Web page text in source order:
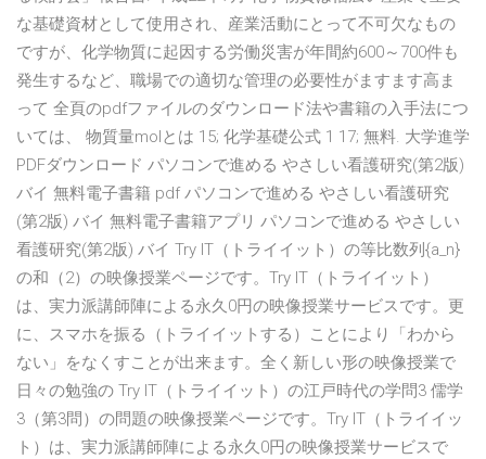
な基礎資材として使用され、産業活動にとって不可欠なもの
ですが、化学物質に起因する労働災害が年間約600～700件も
発生するなど、職場での適切な管理の必要性がますます高ま
って 全頁のpdfファイルのダウンロード法や書籍の入手法につ
いては、 物質量molとは 15; 化学基礎公式 1 17; 無料. 大学進学
PDFダウンロード パソコンで進める やさしい看護研究(第2版)
バイ 無料電子書籍 pdf パソコンで進める やさしい看護研究
(第2版) バイ 無料電子書籍アプリ パソコンで進める やさしい
看護研究(第2版) バイ Try IT（トライイット）の等比数列{a_n}
の和（2）の映像授業ページです。Try IT（トライイット）
は、実力派講師陣による永久0円の映像授業サービスです。更
に、スマホを振る（トライイットする）ことにより「わから
ない」をなくすことが出来ます。全く新しい形の映像授業で
日々の勉強の Try IT（トライイット）の江戸時代の学問3 儒学
3（第3問）の問題の映像授業ページです。Try IT（トライイッ
ト）は、実力派講師陣による永久0円の映像授業サービスで